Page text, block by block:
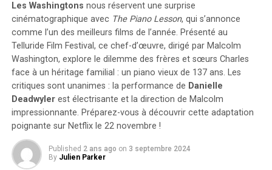
Les Washingtons nous réservent une surprise
cinématographique avec The Piano Lesson, qui s’annonce
comme l’un des meilleurs films de l’année. Présenté au
Telluride Film Festival, ce chef-d’œuvre, dirigé par Malcolm
Washington, explore le dilemme des frères et sœurs Charles
face à un héritage familial : un piano vieux de 137 ans. Les
critiques sont unanimes : la performance de Danielle
Deadwylerest électrisante et la direction de Malcolm
impressionnante. Préparez-vous à découvrir cette adaptation
poignante sur Netflix le 22 novembre !
Published 2 ans ago on 3 septembre 2024
By Julien Parker